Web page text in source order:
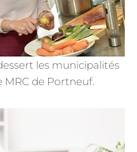
les municipalités
de Portneuf.